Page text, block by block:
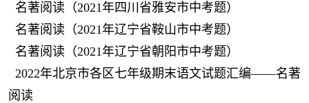
名著阅读（2021年四川省雅安市中考题）
名著阅读（2021年辽宁省鞍山市中考题）
名著阅读（2021年辽宁省朝阳市中考题）
2022年北京市各区七年级期末语文试题汇编——名著
阅读